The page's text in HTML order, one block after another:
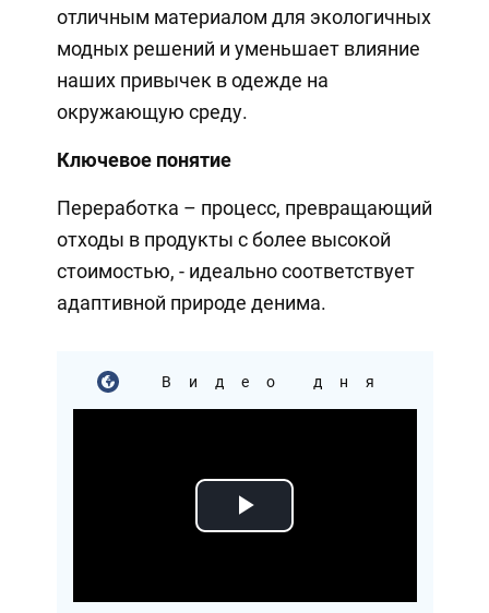
отличным материалом для экологичных
модных решений и уменьшает влияние
наших привычек в одежде на
окружающую среду.
Ключевое понятие
Переработка – процесс, превращающий
отходы в продукты с более высокой
стоимостью, - идеально соответствует
адаптивной природе денима.
Видео дня
Play